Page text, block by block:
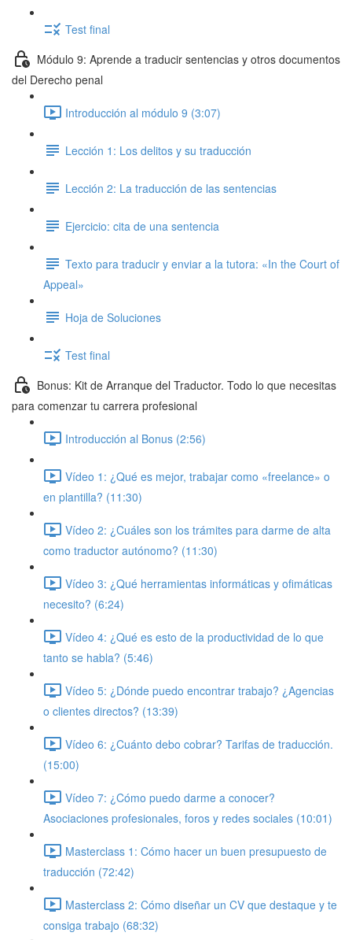
Test final
Módulo 9: Aprende a traducir sentencias y otros documentos
del Derecho penal
Introducción al módulo 9 (3:07)
Lección 1: Los delitos y su traducción
Lección 2: La traducción de las sentencias
Ejercicio: cita de una sentencia
Texto para traducir y enviar a la tutora: «In the Court of
Appeal»
Hoja de Soluciones
Test final
Bonus: Kit de Arranque del Traductor. Todo lo que necesitas
para comenzar tu carrera profesional
Introducción al Bonus (2:56)
Vídeo 1: ¿Qué es mejor, trabajar como «freelance» o
en plantilla? (11:30)
Vídeo 2: ¿Cuáles son los trámites para darme de alta
como traductor autónomo? (11:30)
Vídeo 3: ¿Qué herramientas informáticas y ofimáticas
necesito? (6:24)
Vídeo 4: ¿Qué es esto de la productividad de lo que
tanto se habla? (5:46)
Vídeo 5: ¿Dónde puedo encontrar trabajo? ¿Agencias
o clientes directos? (13:39)
Vídeo 6: ¿Cuánto debo cobrar? Tarifas de traducción.
(15:00)
Vídeo 7: ¿Cómo puedo darme a conocer?
Asociaciones profesionales, foros y redes sociales (10:01)
Masterclass 1: Cómo hacer un buen presupuesto de
traducción (72:42)
Masterclass 2: Cómo diseñar un CV que destaque y te
consiga trabajo (68:32)